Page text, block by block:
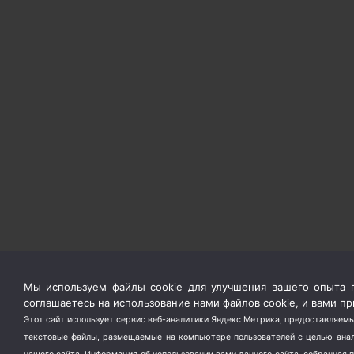
Мы используем файлы cookie для улучшения вашего опыта
соглашаетесь на использование нами файлов cookie, и вами
Этот сайт использует сервис веб-аналитики Яндекс Метрика,
текстовые файлы, размещаемые на компьютере пользователей с целью